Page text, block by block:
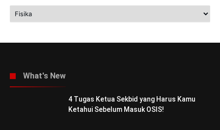
What's New
4 Tugas Ketua Sekbid yang Harus Kamu
Ketahui Sebelum Masuk OSIS!